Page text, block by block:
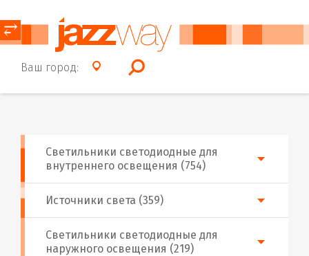
Ваш город:
⥂
Источники света (359)
Светильники светодиодные для
внутреннего освещения (754)
Светильники светодиодные для
наружного освещения (219)